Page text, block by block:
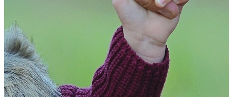
Bragantino